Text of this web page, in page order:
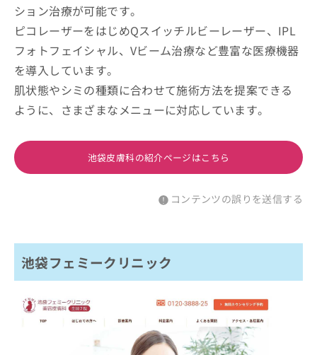
ション治療が可能です。
ピコレーザーをはじめQスイッチルビーレーザー、IPL
フォトフェイシャル、Vビーム治療など豊富な医療機器
を導入しています。
肌状態やシミの種類に合わせて施術方法を提案できる
ように、さまざまなメニューに対応しています。
池袋皮膚科の紹介ページはこちら
コンテンツの誤りを送信する
池袋フェミークリニック